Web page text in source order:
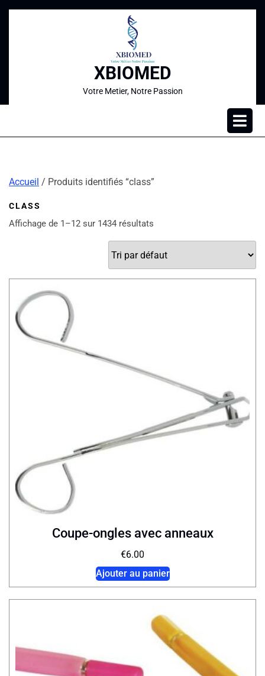
XBIOMED
Votre Metier, Notre Passion
Accueil / Produits identifiés “class”
CLASS
Affichage de 1–12 sur 1434 résultats
Coupe-ongles avec anneaux
€6.00
Ajouter au panier